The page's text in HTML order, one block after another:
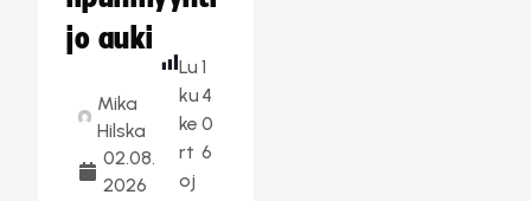
jo auki
Mika
Hilska
02.08.
2026
Lu
ku
ke
rt
oj
1
4
0
6